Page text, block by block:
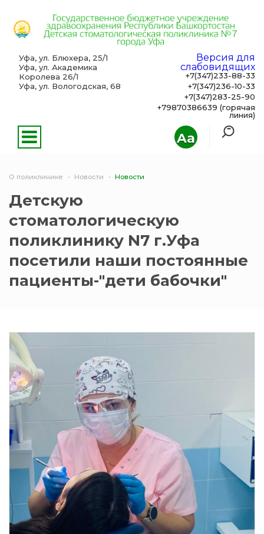
Aa
Уфа, ул. Блюхера, 25/1
Уфа, ул. Академика
Королева 26/1
Уфа, ул. Вологодская, 68
Версия для
слабовидящих
+7(347)233-88-33
+7(347)236-10-33
+7(347)283-25-90
+79870386639 (горячая
линия)
О поликлинике Новости Новости
Детскую
стоматологическую
поликлинику N7 г.Уфа
посетили наши постоянные
пациенты-"дети бабочки"